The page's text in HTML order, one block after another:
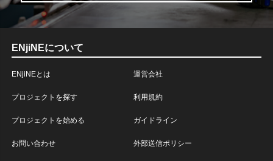
ENjiNEについて
ENjiNEとは
プロジェクトを探す
プロジェクトを始める
お問い合わせ
運営会社
利用規約
ガイドライン
外部送信ポリシー